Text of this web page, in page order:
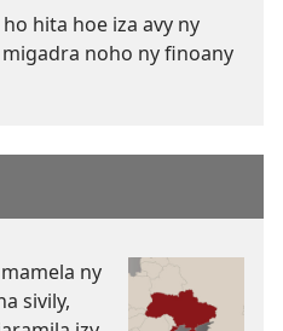
hita hoe iza avy ny
migadra noho ny finoany
ny
sivily,